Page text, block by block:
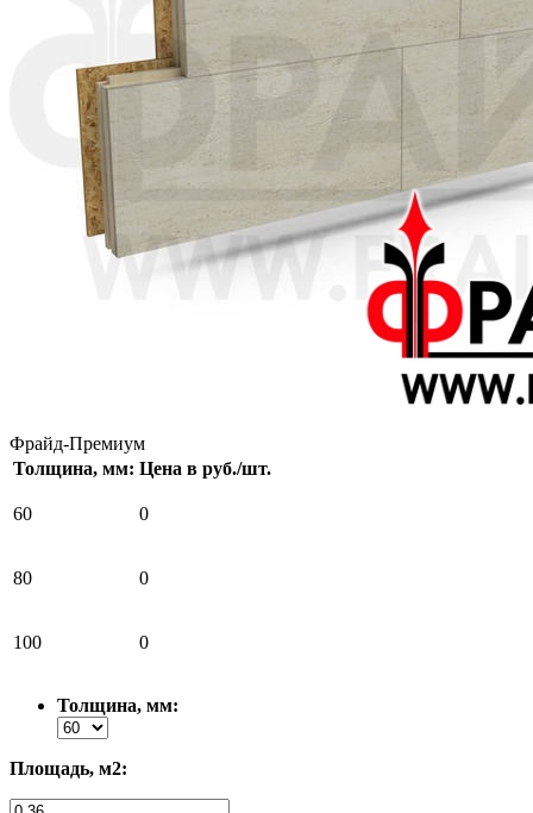
Фрайд-Премиум
Толщина, мм: Цена в руб./шт.
60 0
80 0
100 0
Толщина, мм:
Площадь, м2: